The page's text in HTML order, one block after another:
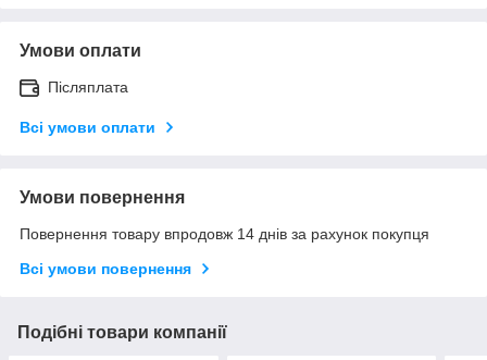
Умови оплати
Післяплата
Всі умови оплати
Умови повернення
Повернення товару впродовж 14 днів за рахунок покупця
Всі умови повернення
Подібні товари компанії